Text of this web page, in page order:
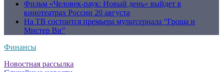
Фильм «Человек-паук: Новый день» выйдет в
кинотеатрах России 20 августа
На ТВ состоится премьера мультсериала “Гроша и
Мистер Ви”
Финансы
Новостная рассылка